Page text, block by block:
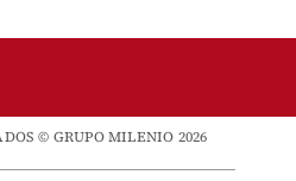
© GRUPO MILENIO 2026